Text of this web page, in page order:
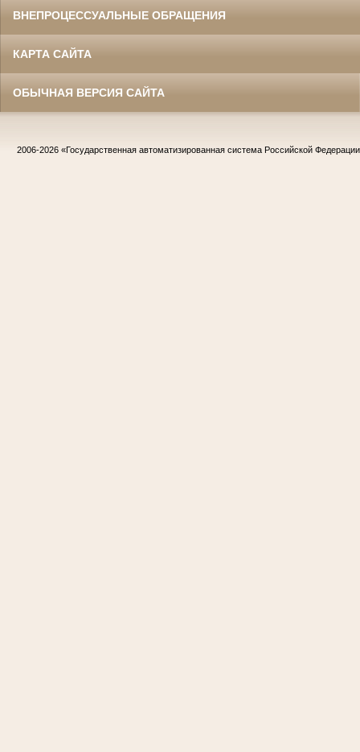
ВНЕПРОЦЕССУАЛЬНЫЕ ОБРАЩЕНИЯ
КАРТА САЙТА
ОБЫЧНАЯ ВЕРСИЯ САЙТА
2006-2026 «Государственная автоматизированная система Российской